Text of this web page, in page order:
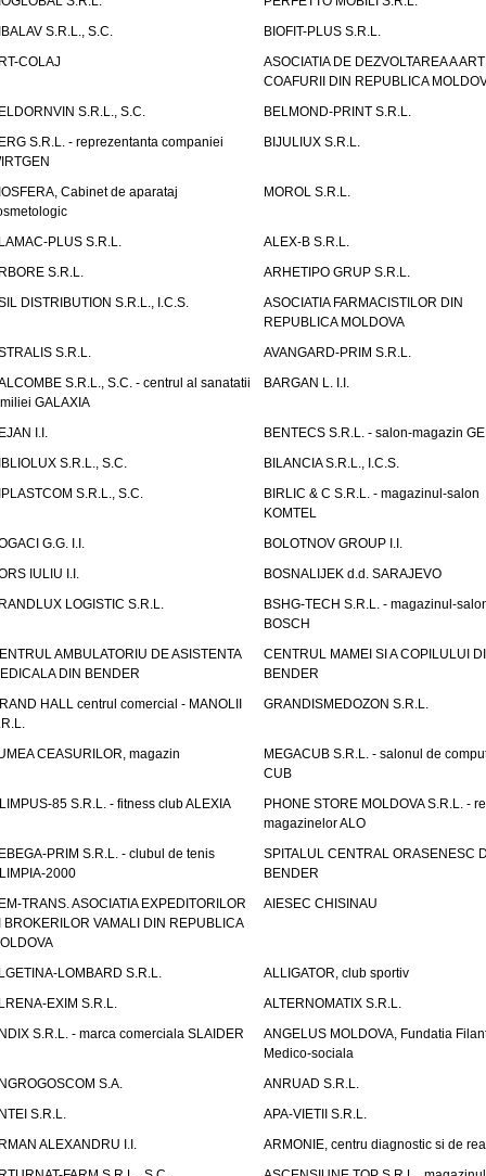
S.R.L., S.C.
BIOFIT-PLUS S.R.L.
COLAJ
ASOCIATIA DE DEZVOLTAREA A
COAFURII DIN REPUBLICA
S.R.L., S.C.
BELMOND-PRINT S.R.L.
S.R.L. - reprezentanta companiei
BIJULIUX S.R.L.
Cabinet de aparataj
MOROL S.R.L.
PLUS S.R.L.
ALEX-B S.R.L.
S.R.L.
ARHETIPO GRUP S.R.L.
DISTRIBUTION S.R.L., I.C.S.
ASOCIATIA FARMACISTILOR DIN
REPUBLICA MOLDOVA
S.R.L.
AVANGARD-PRIM S.R.L.
S.R.L., S.C. - centrul al sanatatii
GALAXIA
BARGAN L. I.I.
I.I.
BENTECS S.R.L. - salon-magazin
S.R.L., S.C.
BILANCIA S.R.L., I.C.S.
S.R.L., S.C.
BIRLIC & C S.R.L. - magazinul-salon
KOMTEL
G.G. I.I.
BOLOTNOV GROUP I.I.
IULIU I.I.
BOSNALIJEK d.d. SARAJEVO
LOGISTIC S.R.L.
BSHG-TECH S.R.L. - magazinul-
BOSCH
AMBULATORIU DE ASISTENTA
DIN BENDER
CENTRUL MAMEI SI A COPILULUI
BENDER
HALL centrul comercial - MANOLII
GRANDISMEDOZON S.R.L.
CEASURILOR, magazin
MEGACUB S.R.L. - salonul de
CUB
85 S.R.L. - fitness club ALEXIA
PHONE STORE MOLDOVA S.R.L. -
magazinelor ALO
PRIM S.R.L. - clubul de tenis
2000
SPITALUL CENTRAL ORASENESC
BENDER
TRANS. ASOCIATIA EXPEDITORILOR
BROKERILOR VAMALI DIN REPUBLICA
AIESEC CHISINAU
LOMBARD S.R.L.
ALLIGATOR, club sportiv
EXIM S.R.L.
ALTERNOMATIX S.R.L.
S.R.L. - marca comerciala SLAIDER
ANGELUS MOLDOVA, Fundatia
Medico-sociala
S.A.
ANRUAD S.R.L.
S.R.L.
APA-VIETII S.R.L.
ALEXANDRU I.I.
ARMONIE, centru diagnostic si de